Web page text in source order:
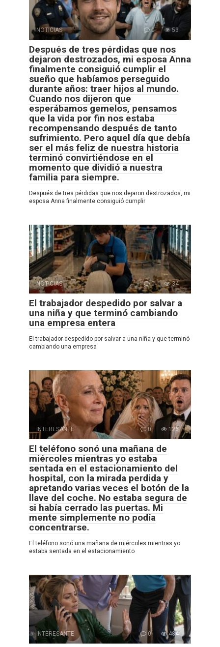
NOTICIAS 0 53
Después de tres pérdidas que nos
dejaron destrozados, mi esposa Anna
finalmente consiguió cumplir el
sueño que habíamos perseguido
durante años: traer hijos al mundo.
Cuando nos dijeron que
esperábamos gemelos, pensamos
que la vida por fin nos estaba
recompensando después de tanto
sufrimiento. Pero aquel día que debía
ser el más feliz de nuestra historia
terminó convirtiéndose en el
momento que dividió a nuestra
familia para siempre.
Después de tres pérdidas que nos dejaron destrozados, mi
esposa Anna finalmente consiguió cumplir
NOTICIAS 0 34
El trabajador despedido por salvar a
una niña y que terminó cambiando
una empresa entera
El trabajador despedido por salvar a una niña y que terminó
cambiando una empresa
INTERESANTE 0 126
El teléfono sonó una mañana de
miércoles mientras yo estaba
sentada en el estacionamiento del
hospital, con la mirada perdida y
apretando varias veces el botón de la
llave del coche. No estaba segura de
si había cerrado las puertas. Mi
mente simplemente no podía
concentrarse.
El teléfono sonó una mañana de miércoles mientras yo
estaba sentada en el estacionamiento
INTERESANTE 0 484